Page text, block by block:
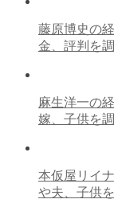
藤原博史の
金、評判を
麻生洋一の
嫁、子供を
本仮屋リイ
や夫、子供